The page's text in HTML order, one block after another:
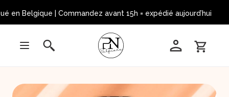
en Belgique | Commandez avant 15h = expédié aujourd’hui